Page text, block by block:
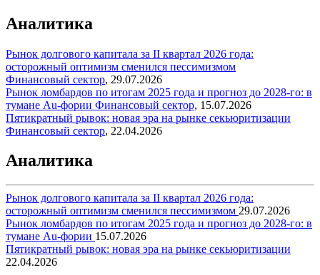
Аналитика
Рынок долгового капитала за II квартал 2026 года:
осторожный оптимизм сменился пессимизмом
Финансовый сектор, 29.07.2026
Рынок ломбардов по итогам 2025 года и прогноз до 2028-го: в
тумане Au-фории Финансовый сектор, 15.07.2026
Пятикратный рывок: новая эра на рынке секьюритизации
Финансовый сектор, 22.04.2026
Аналитика
Рынок долгового капитала за II квартал 2026 года:
осторожный оптимизм сменился пессимизмом 29.07.2026
Рынок ломбардов по итогам 2025 года и прогноз до 2028-го: в
тумане Au-фории 15.07.2026
Пятикратный рывок: новая эра на рынке секьюритизации
22.04.2026